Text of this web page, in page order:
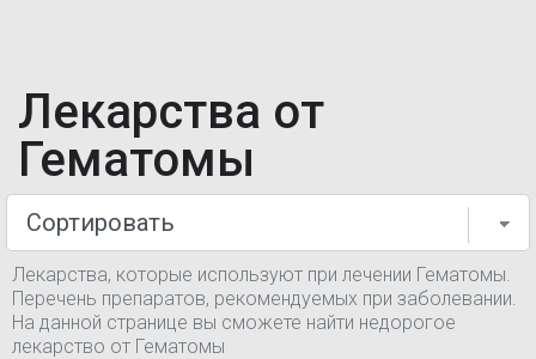
Лекарства от
Гематомы
Лекарства, которые используют при лечении Гематомы.
Перечень препаратов, рекомендуемых при заболевании.
На данной странице вы сможете найти недорогое
лекарство от Гематомы